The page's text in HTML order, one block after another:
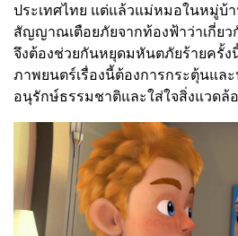
ประเทศไทย แต่แล้วแม่หมอในหมู่บ้า
สัญญาณเตือยภัยจากท้องฟ้าว่าเกี่ย
จึงต้องช่วยกันหยุดมหันตภัยร้ายครั้ง
ภาพยนตร์เรื่องนี้ต้องการกระตุ้นแล
อนุรักษ์ธรรมชาติและใส่ใจสิ่งแวดล้